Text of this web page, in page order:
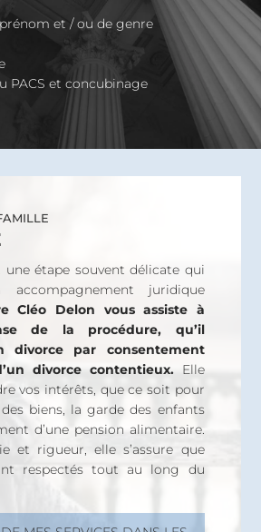
et / ou de genre
PACS et concubinage
une étape souvent délicate qui
accompagnement juridique
Cléo Delon vous assiste à
de la procédure, qu’il
divorce par consentement
divorce contentieux.Elle
vos intérêts, que ce soit pour
biens, la garde des enfants
d’une pension alimentaire.
et rigueur, elle s’assure que
respectés tout au long du